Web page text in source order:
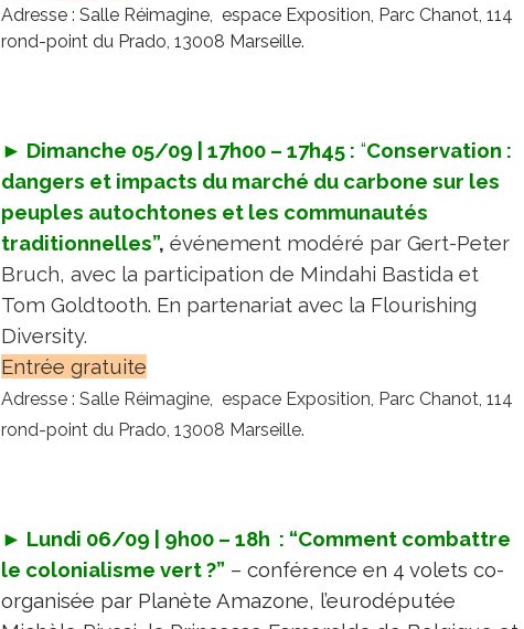
Adresse : Salle Réimagine, espace Exposition, Parc Chanot, 114
rond-point du Prado, 13008 Marseille.
► Dimanche 05/09 | 17h00 – 17h45 : “Conservation :
dangers et impacts du marché du carbone sur les
peuples autochtones et les communautés
traditionnelles”, événement modéré par Gert-Peter
Bruch, avec la participation de Mindahi Bastida et
Tom Goldtooth. En partenariat avec la Flourishing
Diversity.
Entrée gratuite
Adresse : Salle Réimagine, espace Exposition, Parc Chanot, 114
rond-point du Prado, 13008 Marseille.
► Lundi 06/09 | 9h00 – 18h : “Comment combattre
le colonialisme vert ?” – conférence en 4 volets co-
organisée par Planète Amazone, l’eurodéputée